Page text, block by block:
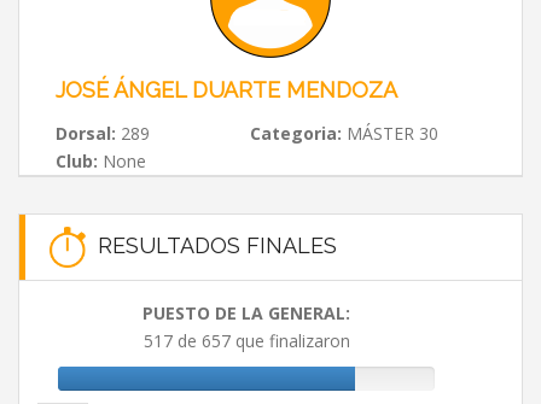
JOSÉ ÁNGEL DUARTE MENDOZA
Dorsal: 289 Categoria: MÁSTER 30
Club: None
RESULTADOS FINALES
PUESTO DE LA GENERAL:
517 de 657 que finalizaron